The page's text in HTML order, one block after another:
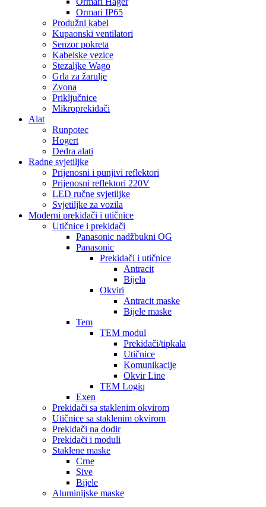
Ormari IP65
Produžni kabel
Kupaonski ventilatori
Senzor pokreta
Kabelske vezice
Stezaljke Wago
Grla za žarulje
Zvona
Priključnice
Mikroprekidači
Alat
Runpotec
Hogert
Dedra alati
Radne svjetiljke
Prijenosni i punjivi reflektori
Prijenosni reflektori 220V
LED ručne svjetiljke
Svjetiljke za vozila
Moderni prekidači i utičnice
Utičnice i prekidači
Panasonic nadžbukni OG
Panasonic
Prekidači i utičnice
Antracit
Bijela
Okviri
Antracit maske
Bijele maske
Tem
TEM modul
Prekidači/tipkala
Utičnice
Komunikacije
Okvir Line
TEM Logiq
Exen
Prekidači sa staklenim okvirom
Utičnice sa staklenim okvirom
Prekidači na dodir
Prekidači i moduli
Staklene maske
Crne
Sive
Bijele
Aluminijske maske